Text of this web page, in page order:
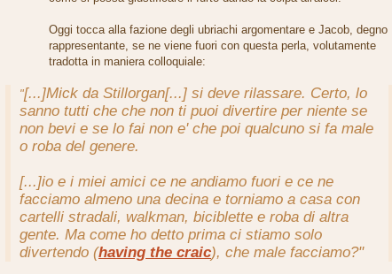
Oggi tocca alla fazione degli ubriachi argomentare e Jacob, degno
rappresentante, se ne viene fuori con questa perla, volutamente
tradotta in maniera colloquiale:
"[...]Mick da Stillorgan[...] si deve rilassare. Certo, lo
sanno tutti che che non ti puoi divertire per niente se
non bevi e se lo fai non e' che poi qualcuno si fa male
o roba del genere.
[...]io e i miei amici ce ne andiamo fuori e ce ne
facciamo almeno una decina e torniamo a casa con
cartelli stradali, walkman, biciblette e roba di altra
gente. Ma come ho detto prima ci stiamo solo
divertendo (having the craic), che male facciamo?"